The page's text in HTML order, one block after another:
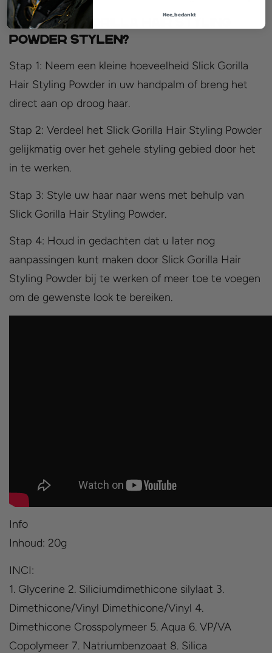
Hoe Slick Gorilla Hair Styling
Powder Stylen?
Stap 1: Neem een kleine hoeveelheid Slick Gorilla
Hair Styling Powder in uw handpalm of breng het
direct aan op droog haar.
Stap 2: Verdeel het Slick Gorilla Hair Styling Powder
gelijkmatig over het gehele styling gebied door het
in te werken.
Stap 3: Style uw haar naar wens met behulp van
Slick Gorilla Hair Styling Powder.
Stap 4: Houd in gedachten dat u later nog
aanpassingen kunt maken door Slick Gorilla Hair
Styling Powder bij te werken of meer toe te voegen
om de gewenste look te bereiken.
Info
Inhoud: 20g
INCI:
1. Glycerine 2. Siliciumdimethicone silylaat 3.
Dimethicone/Vinyl Dimethicone/Vinyl 4.
Dimethicone Crosspolymeer 5. Aqua 6. VP/VA
Copolymeer 7. Natriumbenzoaat 8. Silica
Nee, bedankt